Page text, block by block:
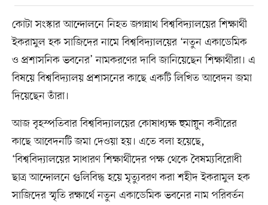
কোটা সংস্কার আন্দোলনে নিহত জগন্নাথ বিশ্ববিদ্যালয়ের শিক্ষার্থী
ইকরামুল হক সাজিদের নামে বিশ্ববিদ্যালয়ের ‘নতুন একাডেমিক
ও প্রশাসনিক ভবনের’ নামকরণের দাবি জানিয়েছেন শিক্ষার্থীরা। এ
বিষয়ে বিশ্ববিদ্যালয় প্রশাসনের কাছে একটি লিখিত আবেদন জমা
দিয়েছেন তাঁরা।
আজ বৃহস্পতিবার বিশ্ববিদ্যালয়ের কোষাধ্যক্ষ হুমায়ুন কবীরের
কাছে আবেদনটি জমা দেওয়া হয়। এতে বলা হয়েছে,
‘বিশ্ববিদ্যালয়ের সাধারণ শিক্ষার্থীদের পক্ষ থেকে বৈষম্যবিরোধী
ছাত্র আন্দোলনে গুলিবিদ্ধ হয়ে মৃত্যুবরণ করা শহীদ ইকরামুল হক
সাজিদের স্মৃতি রক্ষার্থে নতুন একাডেমিক ভবনের নাম পরিবর্তন